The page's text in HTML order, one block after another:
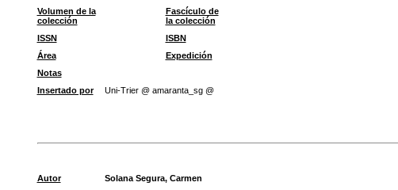
Volumen de la
colección
Fascículo de
la colección
ISSN ISBN
Área
Expedición
Notas
Insertado por
Uni-Trier @ amaranta_sg @
Autor
Solana Segura, Carmen